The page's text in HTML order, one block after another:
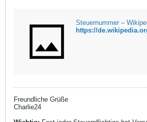
Steuernummer –
Freundliche Grüße
Charlie24